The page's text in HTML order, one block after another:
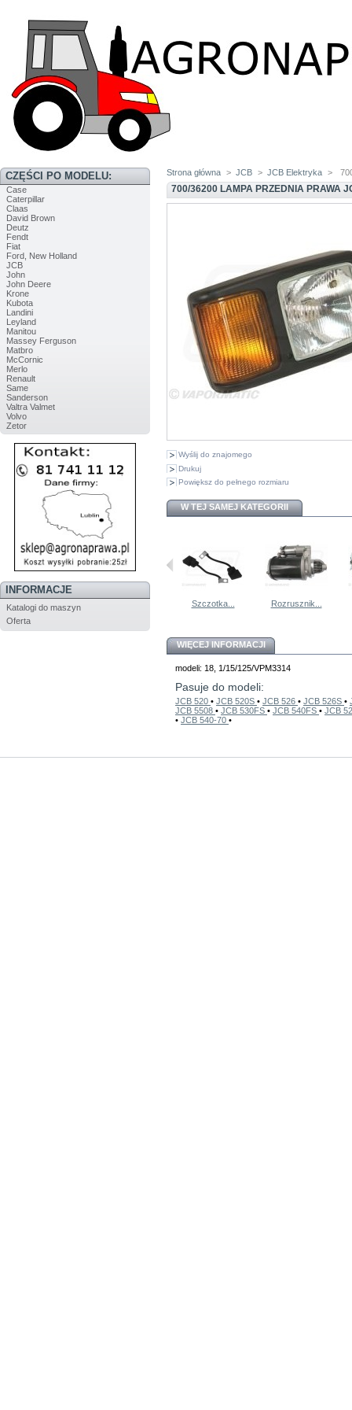
CZĘŚCI PO MODELU:
Case
Caterpillar
Claas
David Brown
Deutz
Fendt
Fiat
Ford, New Holland
JCB
John
John Deere
Krone
Kubota
Landini
Leyland
Manitou
Massey Ferguson
Matbro
McCornic
Merlo
Renault
Same
Sanderson
Valtra Valmet
Volvo
Zetor
INFORMACJE
Katalogi do maszyn
Oferta
Strona główna > JCB > JCB Elektryka >
700/36200 LAMPA PRZEDNIA PRAWA
Wyślij do znajomego
Drukuj
Powiększ do pełnego rozmiaru
W TEJ SAMEJ KATEGORII
Akumulator... Szczotka... Rozrusznik...
WIĘCEJ INFORMACJI
modeli: 18, 1/15/125/VPM3314
Pasuje do modeli:
JCB 520 • JCB 520S • JCB 526 • JCB 526S •
JCB 5508 • JCB 530FS • JCB 540FS • JCB
• JCB 540-70 •